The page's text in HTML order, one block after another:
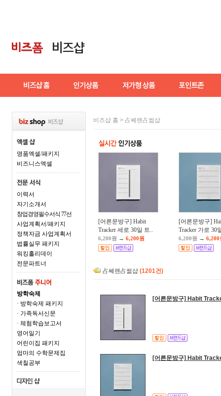
명품엑셀/패키지
비즈니스엑셀
이력서
자기소개서
창업경영필수서식 77선
사업계획서/패키지
정책자금 사업계획서
법률실무 패키지
워킹홀리데이
전문파트너
방학숙제
· 방학숙제 패키지
· 가족독서신문
· 체험학습보고서
영어일기
어린이집 패키지
엄마의 수학문제집
색칠공부
비즈샵 홈 > 占쎄랜占썲샵
[어른문방구] Habit
Tracker 세로 30일 트..
6,200원 → 6,200원
[어른문방구]
Tracker 가로 30
6,200원 → 6,200
占쎄랜占썲샵 (1201건)
[어른문방구] Habit
[어른문방구] Habit